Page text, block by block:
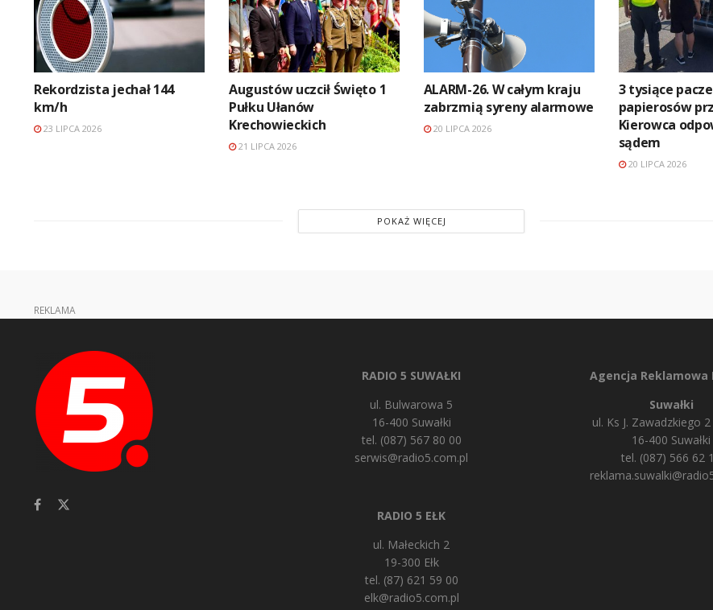
Rekordzista jechał 144
km/h
23 LIPCA 2026
Augustów uczcił Święto 1
Pułku Ułanów
Krechowieckich
21 LIPCA 2026
ALARM-26. W całym kraju
zabrzmią syreny alarmowe
20 LIPCA 2026
3 tysiące
papierosów
Kierowca
sądem
20 LIPCA 2026
POKAŻ WIĘCEJ
REKLAMA
RADIO 5 SUWAŁKI
ul. Bulwarowa 5
16-400 Suwałki
tel. (087) 567 80 00
serwis@radio5.com.pl
RADIO 5 EŁK
ul. Małeckich 2
19-300 Ełk
tel. (87) 621 59 00
elk@radio5.com.pl
Agencja Reklamowa
Suwałki
ul. Ks J. Zawadzkiego
16-400 Suwałki
tel. (087) 566 62